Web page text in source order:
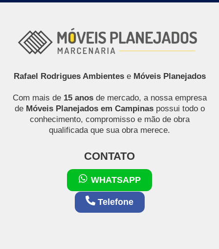
Rafael Rodrigues Ambientese Móveis Planejados
Com mais de 15 anosde mercado, a nossa empresa
de Móveis Planejados em Campinaspossui todo o
conhecimento, compromisso e mão de obra
qualificada que sua obra merece.
CONTATO
WHATSAPP
Telefone